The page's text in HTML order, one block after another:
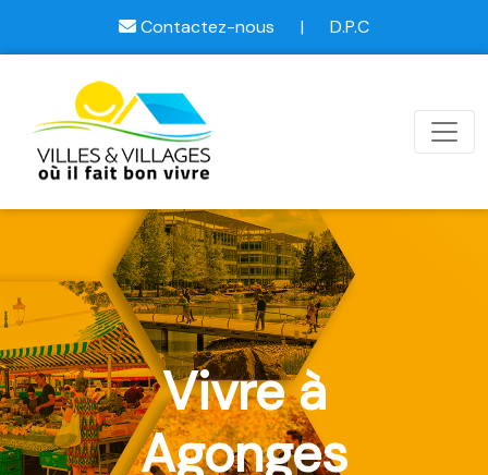
Contactez-nous | D.P.C
Vivre à
Agonges